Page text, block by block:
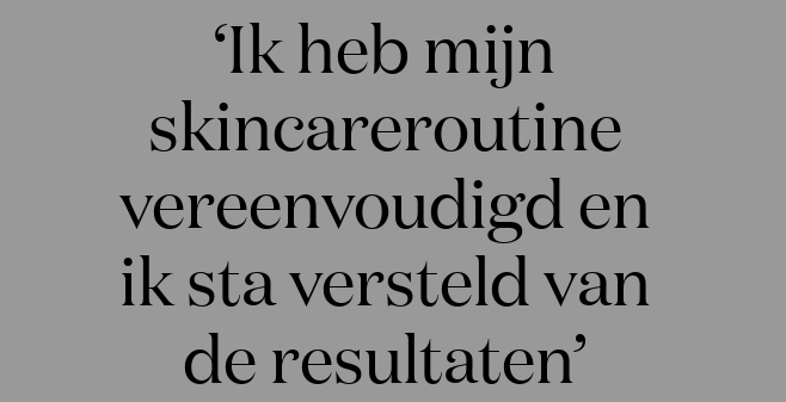
‘Ik heb mijn
skincareroutine
vereenvoudigd en
ik sta versteld van
de resultaten’